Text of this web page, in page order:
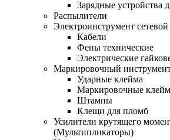
Зарядные устройства
Распылители
Электроинструмент сетевой
Кабели
Фены технические
Электрические
Маркировочный
Ударные клейма
Маркировочные
Штампы
Клещи для пломб
Усилители крутящего
(Мультипликаторы)